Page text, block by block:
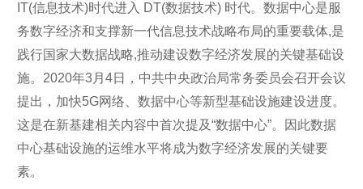
IT(信息技术)时代进入 DT(数据技术) 时代。数据中心是服
务数字经济和支撑新一代信息技术战略布局的重要载体,是
践行国家大数据战略,推动建设数字经济发展的关键基础设
施。2020年3月4日，中共中央政治局常务委员会召开会议
提出，加快5G网络、数据中心等新型基础设施建设进度。
这是在新基建相关内容中首次提及“数据中心”。因此数据
中心基础设施的运维水平将成为数字经济发展的关键要
素。